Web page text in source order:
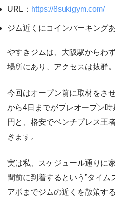
URL： https://8sukigym.com/
ジム近くにコインパーキング
やすきジムは、大阪駅からわ
場所にあり、アクセスは抜群。
今回はオープン前に取材をさ
から4日までがプレオープン
円と、格安でベンチプレス王
きます。
実は私、スケジュール通りに
間前に到着するという”タイム
アポまでジムの近くを散策する